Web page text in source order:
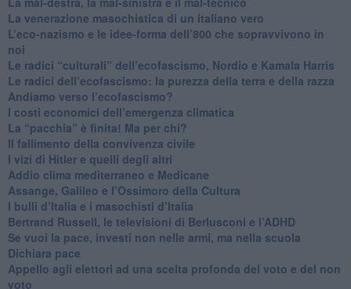
​La venerazione masochistica di un italiano vero
​L’eco-nazismo e le idee-forma dell’800 che sopravvivono in
noi
​Le radici “culturali” dell’ecofascismo, Nordio e Kamala Harris
Le radici dell’ecofascismo: la purezza della terra e della razza
Andiamo verso l’ecofascismo?
I costi economici dell’emergenza climatica
​La “pacchia” è finita! Ma per chi?
​Il fallimento della convivenza civile
​I vizi di Hitler e quelli degli altri
Addio clima mediterraneo e Medicane
​Assange, Galileo e l’Ossimoro della Cultura
​I bulli d’Italia e i masochisti d’Italia
​Bertrand Russell, le televisioni di Berlusconi e l’ADHD
​Se vuoi la pace, investi non nelle armi, ma nella scuola
​Dichiara pace
​Appello agli elettori ad una scelta profonda del voto e del non
voto